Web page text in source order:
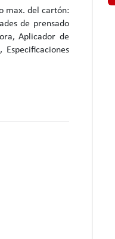
max. del cartón:
de prensado
Aplicador de